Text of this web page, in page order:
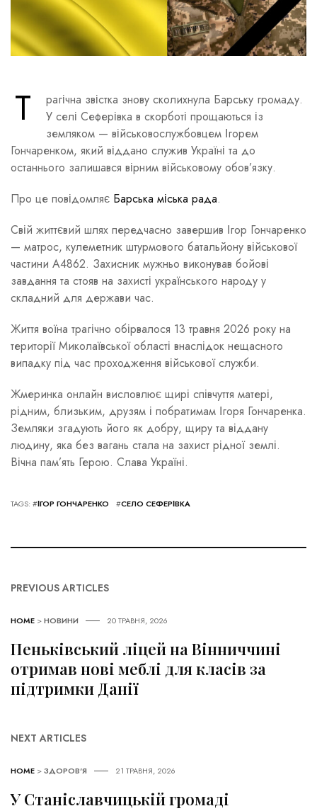
Т
рагічна звістка знову сколихнула Барську громаду.
У селі Сеферівка в скорботі прощаються із
земляком — військовослужбовцем Ігорем
Гончаренком, який віддано служив Україні та до
останнього залишався вірним військовому обов’язку.
Про це повідомляє Барська міська рада.
Свій життєвий шлях передчасно завершив Ігор Гончаренко
— матрос, кулеметник штурмового батальйону військової
частини А4862. Захисник мужньо виконував бойові
завдання та стояв на захисті українського народу у
складний для держави час.
Життя воїна трагічно обірвалося 13 травня 2026 року на
території Миколаївської області внаслідок нещасного
випадку під час проходження військової служби.
Жмеринка онлайн висловлює щирі співчуття матері,
рідним, близьким, друзям і побратимам Ігоря Гончаренка.
Земляки згадують його як добру, щиру та віддану
людину, яка без вагань стала на захист рідної землі.
Вічна пам’ять Герою. Слава Україні.
TAGS: #ІГОР ГОНЧАРЕНКО #СЕЛО СЕФЕРІВКА
PREVIOUS ARTICLES
HOME >НОВИНИ 20 ТРАВНЯ, 2026
Пеньківський ліцей на Вінниччині
отримав нові меблі для класів за
підтримки Данії
NEXT ARTICLES
HOME >ЗДОРОВ'Я 21 ТРАВНЯ, 2026
У Станіславчицькій громаді